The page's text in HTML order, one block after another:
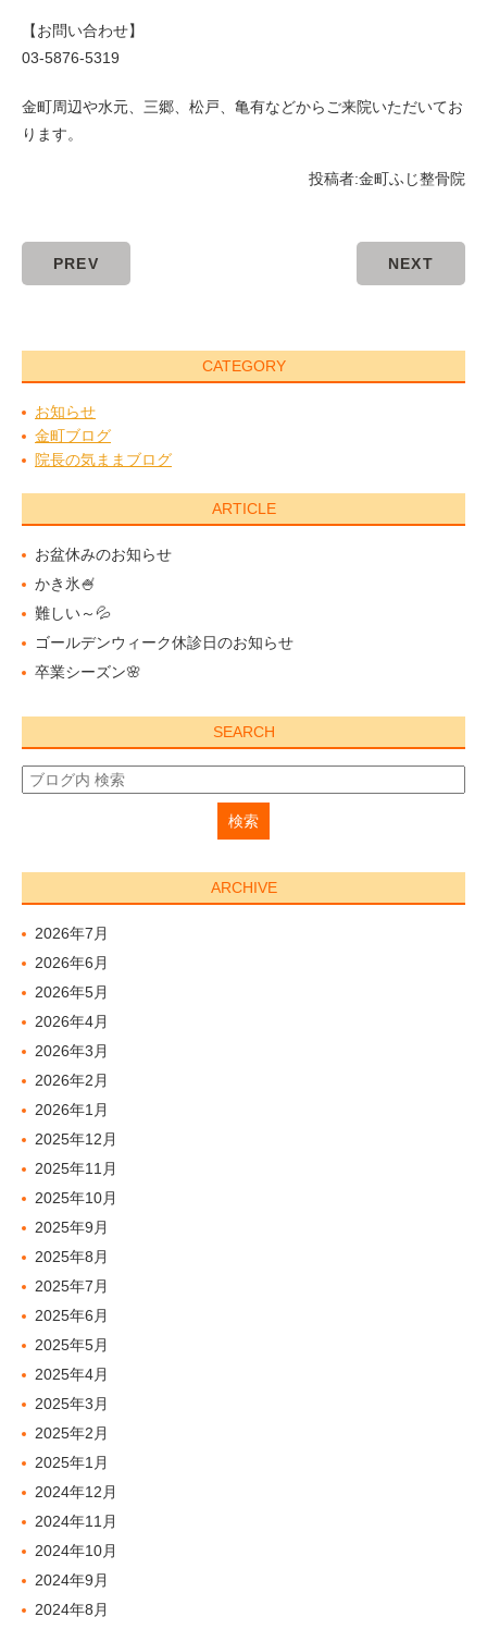
【お問い合わせ】
03-5876-5319
金町周辺や水元、三郷、松戸、亀有などからご来院いただいてお
ります。
投稿者:金町ふじ整骨院
PREV NEXT
CATEGORY
お知らせ
金町ブログ
院長の気ままブログ
ARTICLE
お盆休みのお知らせ
かき氷🍧
難しい～💦
ゴールデンウィーク休診日のお知らせ
卒業シーズン🌸
SEARCH
ARCHIVE
2026年7月
2026年6月
2026年5月
2026年4月
2026年3月
2026年2月
2026年1月
2025年12月
2025年11月
2025年10月
2025年9月
2025年8月
2025年7月
2025年6月
2025年5月
2025年4月
2025年3月
2025年2月
2025年1月
2024年12月
2024年11月
2024年10月
2024年9月
2024年8月